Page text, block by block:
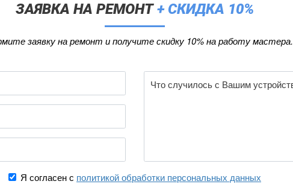
ЗАЯВКА НА РЕМОНТ+ СКИДКА 10%
заявку на ремонт и получите скидку 10% на работу мастера.
Я согласен с политикой обработки персональных данных